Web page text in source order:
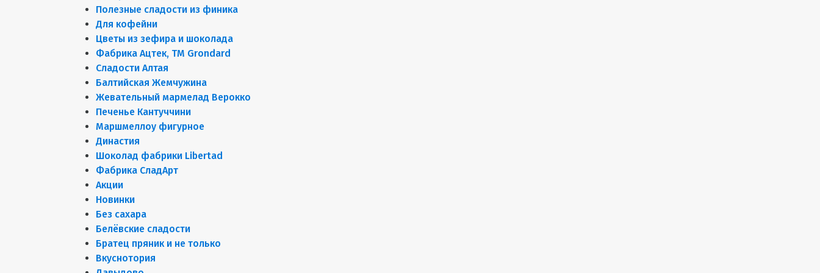
Полезные сладости из финика
Для кофейни
Цветы из зефира и шоколада
Фабрика Ацтек, ТМ Grondard
Сладости Алтая
Балтийская Жемчужина
Жевательный мармелад Верокко
Печенье Кантуччини
Маршмеллоу фигурное
Династия
Шоколад фабрики Libertad
Фабрика СладАрт
Акции
Новинки
Без сахара
Белёвские сладости
Братец пряник и не только
Вкуснотория